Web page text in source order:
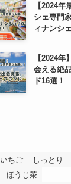
【2024年
シェ専門
ィナンシ
【2024年
会える絶
ド16選！
いちご しっとり
ほうじ茶